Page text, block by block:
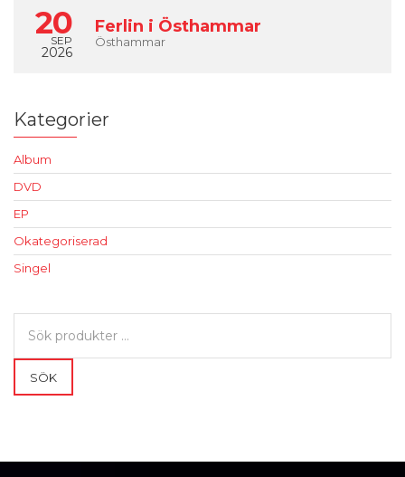
20
SEP
2026
Ferlin i Östhammar
Östhammar
Kategorier
Album
DVD
EP
Okategoriserad
Singel
efter:
SÖK